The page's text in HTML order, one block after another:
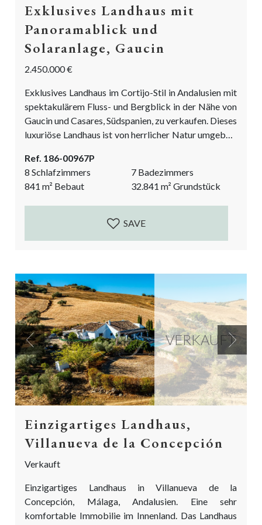
Exklusives Landhaus mit
Panoramablick und
Solaranlage, Gaucin
2.450.000 €
Exklusives Landhaus im Cortijo-Stil in Andalusien mit
spektakulärem Fluss- und Bergblick in der Nähe von
Gaucin und Casares, Südspanien, zu verkaufen. Dieses
luxuriöse Landhaus ist von herrlicher Natur umgeben.
Fußbodenheizung und Klimaanlage in den meisten
Räumen. Das Anwesen verfügt über eine eigene
Wasserversorgung aus einem Brunnen und eine
Photovoltaik-Anlage, einschließlich Batterien für die
Energieversorgung, und ein Ladegerät für ein
Elektroauto. Dieses Luxushaus zum Verkauf in...
Ref. 186-00967P
8 Schlafzimmers
7 Badezimmers
841m² Bebaut 32.841 m² Grundstück
SAVE
VERKAUFT
Previous Next
Einzigartiges Landhaus,
Villanueva de la Concepción
Verkauft
Einzigartiges Landhaus in Villanueva de la
Concepción, Málaga, Andalusien. Eine sehr
komfortable Immobilie im Innenland. Das Landhaus